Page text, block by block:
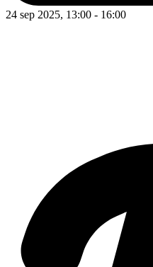
24 sep 2025, 13:00 - 16:00